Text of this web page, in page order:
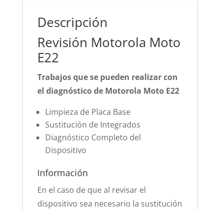
Descripción
Revisión Motorola Moto
E22
Trabajos que se pueden realizar con
el diagnóstico de Motorola Moto E22
Limpieza de Placa Base
Sustitución de Integrados
Diagnóstico Completo del
Dispositivo
Información
En el caso de que al revisar el
dispositivo sea necesario la sustitución